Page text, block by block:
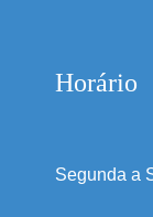
Horário
Segunda a